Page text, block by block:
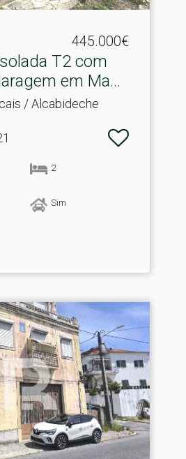
445.000€
T2 com
em Man.​
/ Alcabideche
2
Sim